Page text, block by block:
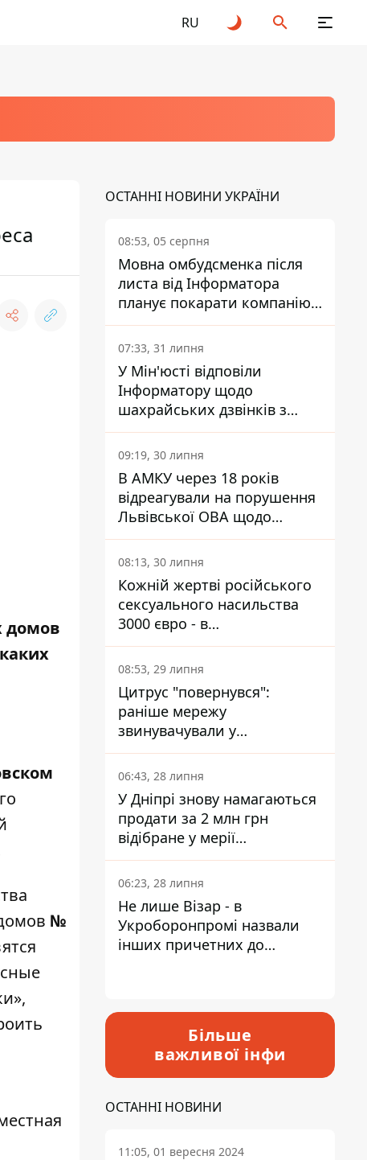
RU
домов
№
ОСТАННІ НОВИНИ УКРАЇНИ
08:53, 05 серпня
Мовна омбудсменка після
листа від Інформатора
планує покарати компанію-
підрядника ПриватБанку
07:33, 31 липня
У Мін'юсті відповіли
Інформатору щодо
шахрайських дзвінків з
камери Сумського СІЗО так,
що ніхто нічого не зрозумів
09:19, 30 липня
В АМКУ через 18 років
відреагували на порушення
Львівської ОВА щодо
харчування у закладах
освіти
08:13, 30 липня
Кожній жертві російського
сексуального насильства
3000 євро - в
Мінсоцполітики пояснили
Інформатору, звідки на це
гроші
08:53, 29 липня
Цитрус "повернувся":
раніше мережу
звинувачували у
контрабанді техніки та
ухиленні від сплати
податків
06:43, 28 липня
У Дніпрі знову намагаються
продати за 2 млн грн
відібране у мерії
приміщення Укрпошти
06:23, 28 липня
Не лише Візар - в
Укроборонпромі назвали
інших причетних до
Більше
важливої інфи
ОСТАННІ НОВИНИ
11:05, 01 вересня 2024